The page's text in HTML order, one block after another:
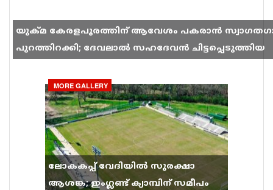
യുക്മ കേരളപൂരത്തിന് ആവേശം പകരാൻ
പുറത്തിറക്കി; ദേവലാൽ സഹദേവൻ ചിട്ടപ്പെടുത്തിയ
MORE GALLERY
ലോകകപ്പ് വേദിയിൽ സുരക്ഷാ
ആശങ്ക; ഇംഗ്ലണ്ട് ക്യാമ്പിന് സമീപം